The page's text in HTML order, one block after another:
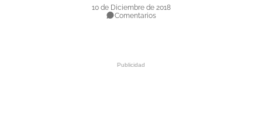
10 de Diciembre de 2018
Comentarios